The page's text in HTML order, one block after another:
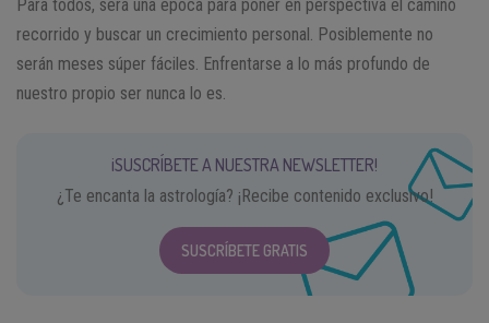
Para todos, será una época para poner en perspectiva el camino
recorrido y buscar un crecimiento personal. Posiblemente no
serán meses súper fáciles. Enfrentarse a lo más profundo de
nuestro propio ser nunca lo es.
¡SUSCRÍBETE A NUESTRA NEWSLETTER!
¿Te encanta la astrología? ¡Recibe contenido exclusivo!
SUSCRÍBETE GRATIS